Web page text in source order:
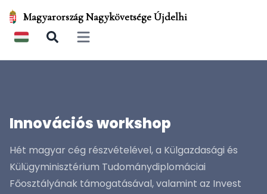
Magyarország Nagykövetsége Újdelhi
Open main menu
Innovációs workshop
Hét magyar cég részvételével, a Külgazdasági és
Külügyminisztérium Tudománydiplomáciai
Főosztályának támogatásával, valamint az Invest